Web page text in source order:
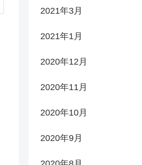
2021年3月
2021年1月
2020年12月
2020年11月
2020年10月
2020年9月